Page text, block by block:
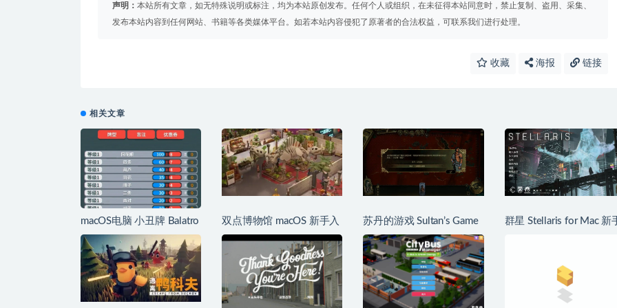
声明： 本站所有文章，如无特殊说明或标注，均为本站原创发布。任何个人或组织，在未征得本站同意时，禁止复制、盗用、采集、
发布本站内容到任何网站、书籍等各类媒体平台。如若本站内容侵犯了原著者的合法权益，可联系我们进行处理。
收藏 海报 链接
相关文章
macOS电脑 小丑牌 Balatro
新手攻略以及心得
双点博物馆 macOS 新手入
门攻略它来了！
苏丹的游戏 Sultan’s Game
for Mac 保姆级上手教程攻
略
群星 Stellaris for Mac 新